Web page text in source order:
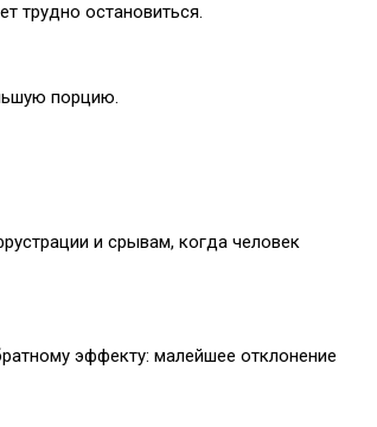
трудно остановиться.
порцию.
и срывам, когда человек
эффекту: малейшее отклонение